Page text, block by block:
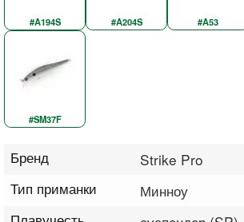
#A194S #A204S #A53
#SM37F
Бренд
Strike Pro
Тип приманки
Минноу